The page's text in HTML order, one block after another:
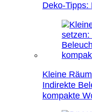
Deko-Tipps:
Kleine
Indirekte
kompakte